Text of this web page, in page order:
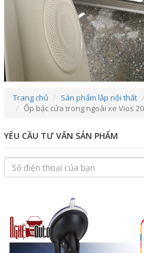
Trang chủ Sản phẩm lắp nội thất
Ốp bậc cửa trong ngoài xe Vios
YÊU CẦU TƯ VẤN SẢN PHẨM